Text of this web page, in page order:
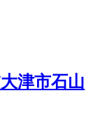
津市石山